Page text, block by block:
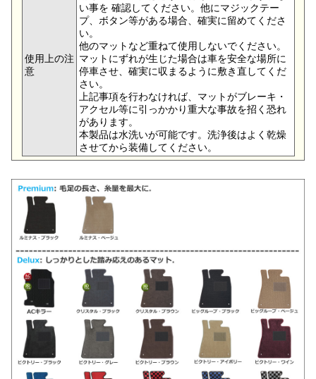
使用上の注
意
い事を 確認してください。他にマジックテー
プ、ボタン等がある場合、確実に留めてくださ
い。
他のマットなど重ねて使用しないでください。
マットにずれが生じた場合は車を安全な場所に
停車させ、確実に収まるように敷き直してくだ
さい。
上記事項を行わなければ、マットがブレーキ・
アクセル等に引っかかり重大な事故を招く恐れ
があります。
本製品は水洗いが可能です。洗浄後はよく乾燥
させてから装備してください。